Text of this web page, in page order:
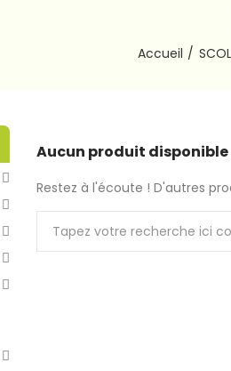
Accueil
Aucun produit
Restez à l'écoute ! D'autres